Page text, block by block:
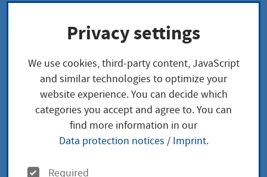
Brandschutz
Brandschutz
Leistungsbeschreibung
obliegt In Hessen den Gemeinden in ihrem Gebiet.
Privacy settings
We use cookies, third-party content, JavaScript
and similar technologies to optimize your
website experience. You can decide which
categories you accept and agree to. You can
find more information in our
Data protection notices / Imprint.
O
Required